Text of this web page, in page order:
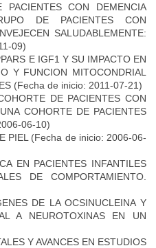
CON DEMENCIA
DE PACIENTES CON
SALUDABLEMENTE:
09)
E IGF1 Y SU IMPACTO EN
Y FUNCION MITOCONDRIAL
(Fecha de inicio: 2011-07-21)
DE PACIENTES CON
COHORTE DE PACIENTES
06-10)
PIEL (Fecha de inicio: 2006-06-
EN PACIENTES INFANTILES
DE COMPORTAMIENTO.
DE LA OCSINUCLEINA Y
A NEUROTOXINAS EN UN
Y AVANCES EN ESTUDIOS